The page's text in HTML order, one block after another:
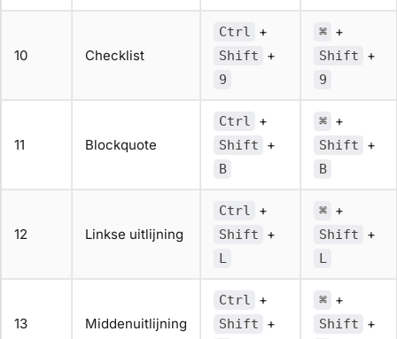
10 Checklist
Ctrl +
Shift +
9
⌘ +
Shift +
9
11 Blockquote
Ctrl +
Shift +
B
⌘ +
Shift +
B
12 Linkse uitlijning
Ctrl +
Shift +
L
⌘ +
Shift +
L
13 Middenuitlijning
Ctrl +
Shift +
⌘ +
Shift +